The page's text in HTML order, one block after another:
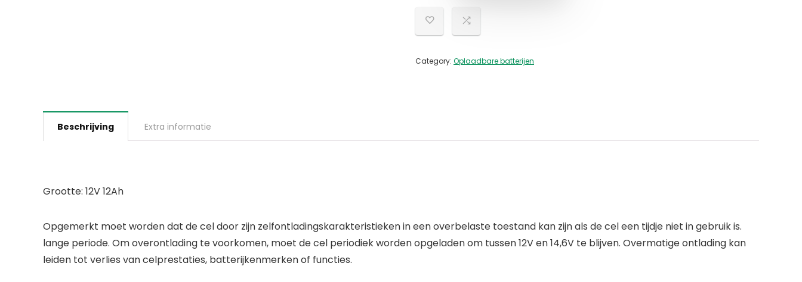
Category: Oplaadbare batterijen
Beschrijving Extra informatie
Grootte: 12V 12Ah
Opgemerkt moet worden dat de cel door zijn zelfontladingskarakteristieken in een overbelaste toestand kan zijn als de cel een tijdje niet in gebruik is.
lange periode. Om overontlading te voorkomen, moet de cel periodiek worden opgeladen om tussen 12V en 14,6V te blijven. Overmatige ontlading kan
leiden tot verlies van celprestaties, batterijkenmerken of functies.